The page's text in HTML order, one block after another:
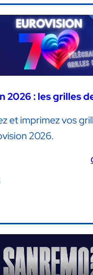
2026 : les grilles
et imprimez vos
2026.